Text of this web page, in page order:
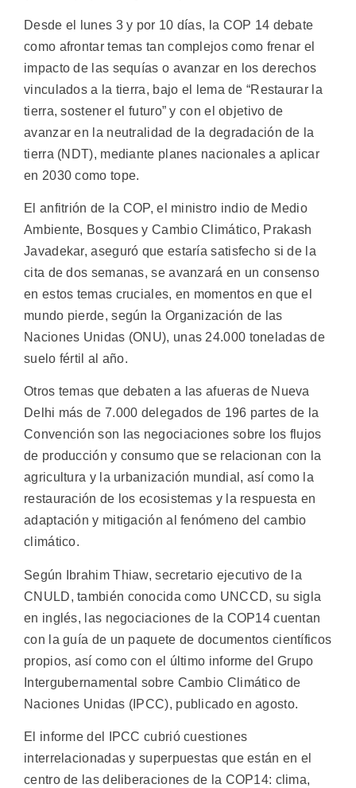
Desde el lunes 3 y por 10 días, la COP 14 debate
como afrontar temas tan complejos como frenar el
impacto de las sequías o avanzar en los derechos
vinculados a la tierra, bajo el lema de “Restaurar la
tierra, sostener el futuro” y con el objetivo de
avanzar en la neutralidad de la degradación de la
tierra (NDT), mediante planes nacionales a aplicar
en 2030 como tope.
El anfitrión de la COP, el ministro indio de Medio
Ambiente, Bosques y Cambio Climático, Prakash
Javadekar, aseguró que estaría satisfecho si de la
cita de dos semanas, se avanzará en un consenso
en estos temas cruciales, en momentos en que el
mundo pierde, según la Organización de las
Naciones Unidas (ONU), unas 24.000 toneladas de
suelo fértil al año.
Otros temas que debaten a las afueras de Nueva
Delhi más de 7.000 delegados de 196 partes de la
Convención son las negociaciones sobre los flujos
de producción y consumo que se relacionan con la
agricultura y la urbanización mundial, así como la
restauración de los ecosistemas y la respuesta en
adaptación y mitigación al fenómeno del cambio
climático.
Según Ibrahim Thiaw, secretario ejecutivo de la
CNULD, también conocida como UNCCD, su sigla
en inglés, las negociaciones de la COP14 cuentan
con la guía de un paquete de documentos científicos
propios, así como con el último informe del Grupo
Intergubernamental sobre Cambio Climático de
Naciones Unidas (IPCC), publicado en agosto.
El informe del IPCC cubrió cuestiones
interrelacionadas y superpuestas que están en el
centro de las deliberaciones de la COP14: clima,